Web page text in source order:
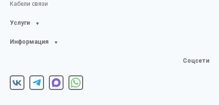
Кабели связи
Услуги
Информация
Соцсети